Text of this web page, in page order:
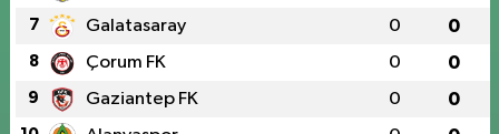
7 Galatasaray 0 0
8 Çorum FK 0 0
9 Gaziantep FK 0 0